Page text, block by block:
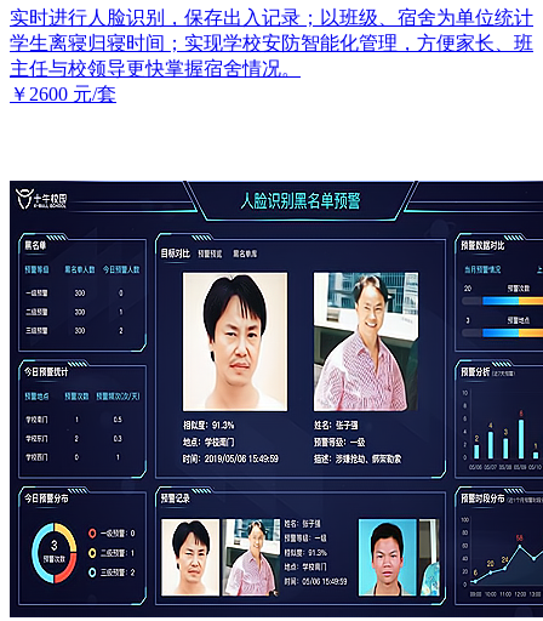
实时进行人脸识别，保存出入记录；以班级、宿舍为单位统计
学生离寝归寝时间；实现学校安防智能化管理，方便家长、班
主任与校领导更快掌握宿舍情况。
￥2600 元/套